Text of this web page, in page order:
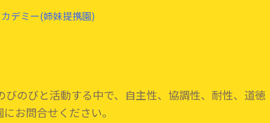
デミー(姉妹提携園)
のびと活動する中で、自主性、 協調性、耐性、道徳
お問合せください。